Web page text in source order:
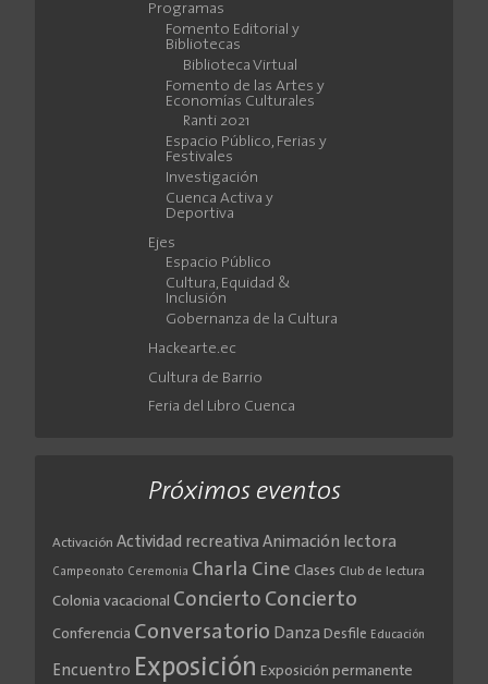
Programas
Fomento Editorial y
Bibliotecas
Biblioteca Virtual
Fomento de las Artes y
Economías Culturales
Ranti 2021
Espacio Público, Ferias y
Festivales
Investigación
Cuenca Activa y
Deportiva
Ejes
Espacio Público
Cultura, Equidad &
Inclusión
Gobernanza de la Cultura
Hackearte.ec
Cultura de Barrio
Feria del Libro Cuenca
Próximos eventos
Activación Actividad recreativa Animación lectora
Campeonato Ceremonia Charla Cine Clases Club de lectura
Colonia vacacional Concierto Concierto
Conferencia Conversatorio Danza Desfile Educación
Encuentro Exposición Exposición permanente